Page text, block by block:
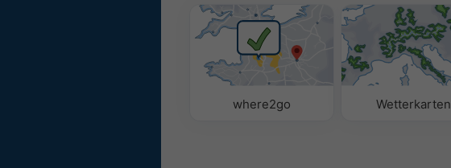
where2go Wetterkarten